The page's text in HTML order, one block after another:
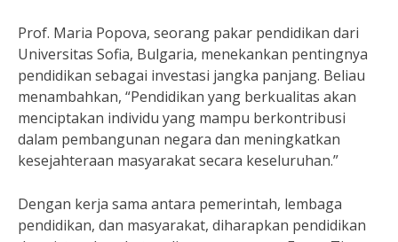
Prof. Maria Popova, seorang pakar pendidikan dari
Universitas Sofia, Bulgaria, menekankan pentingnya
pendidikan sebagai investasi jangka panjang. Beliau
menambahkan, “Pendidikan yang berkualitas akan
menciptakan individu yang mampu berkontribusi
dalam pembangunan negara dan meningkatkan
kesejahteraan masyarakat secara keseluruhan.”
Dengan kerja sama antara pemerintah, lembaga
pendidikan, dan masyarakat, diharapkan pendidikan